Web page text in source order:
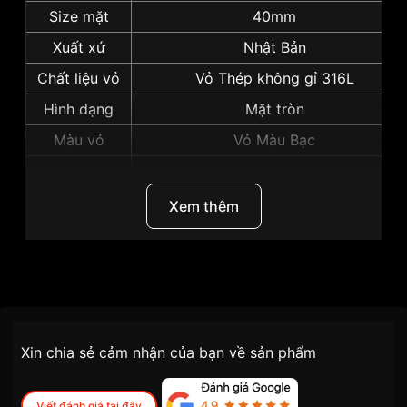
Size mặt
40mm
Xuất xứ
Nhật Bản
Chất liệu vỏ
Vỏ Thép không gỉ 316L
Hình dạng
Mặt tròn
Màu vỏ
Vỏ Màu Bạc
Những sản phẩm tương tự"Seiko 40mm Nam
Xem thêm
Đối tượng sử dụng Nam
tiện lợi –
nhanh chóng – minh bạch
Xin chia sẻ cảm nhận của bạn về sản phẩm